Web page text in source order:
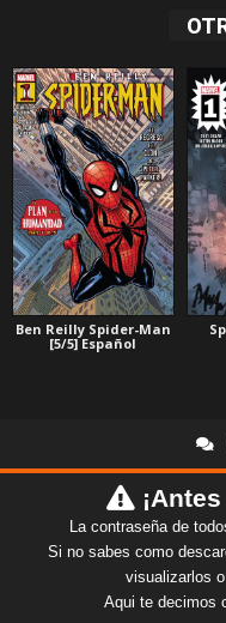
Ben Reilly Spider-Man
[5/5] Español
La contraseña de
Si no sabes como
visualizarlos
Aqui te decimos